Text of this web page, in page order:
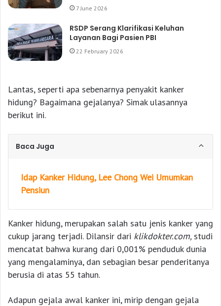
7 June 2026
RSDP Serang Klarifikasi Keluhan
Layanan Bagi Pasien PBI
22 February 2026
Lantas, seperti apa sebenarnya penyakit kanker
hidung? Bagaimana gejalanya? Simak ulasannya
berikut ini.
Baca Juga
Idap Kanker Hidung, Lee Chong Wei Umumkan
Pensiun
Kanker hidung, merupakan salah satu jenis kanker yang
cukup jarang terjadi. Dilansir dari klikdokter.com, studi
mencatat bahwa kurang dari 0,001% penduduk dunia
yang mengalaminya, dan sebagian besar penderitanya
berusia di atas 55 tahun.
Adapun gejala awal kanker ini, mirip dengan gejala